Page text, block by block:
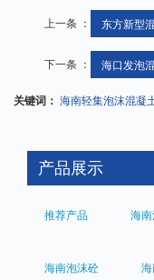
上一条 ： 东方新型
下一条 ： 海口发泡
关键词： 海南轻集泡沫混凝
产品展示
推荐产品 海
海南泡沫砼